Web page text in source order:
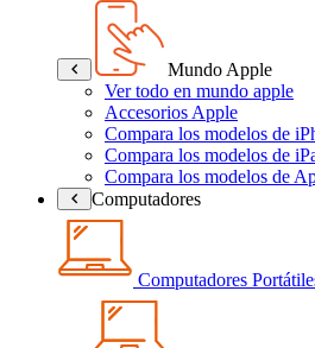
Mundo Apple
Ver todo en mundo apple
Accesorios Apple
Compara los modelos de
Compara los modelos de
Compara los modelos de
Computadores
Computadores